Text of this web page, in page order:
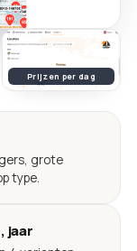
Prijzen per dag
grote
type.
jaar